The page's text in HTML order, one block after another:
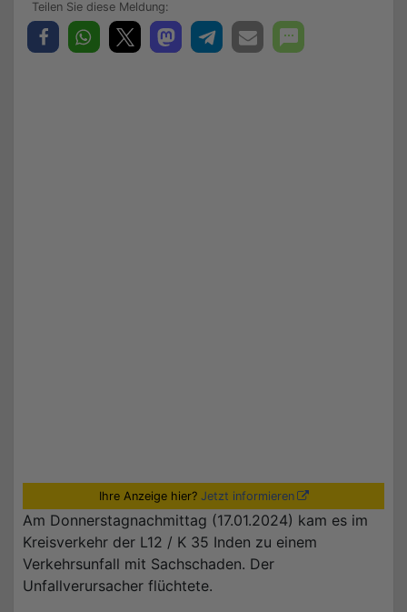
Ihre Anzeige hier? Jetzt informieren
Am Donnerstagnachmittag (17.01.2024) kam es im
Kreisverkehr der L12 / K 35 Inden zu einem
Verkehrsunfall mit Sachschaden. Der
Unfallverursacher flüchtete.